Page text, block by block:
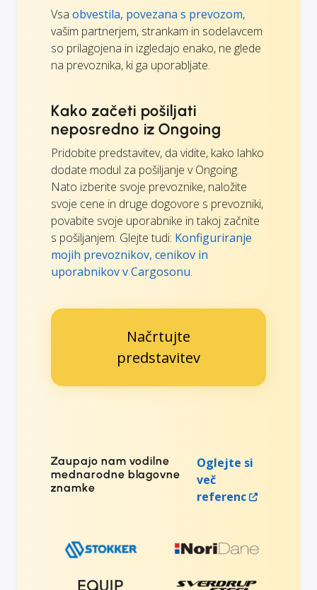
Vsa obvestila, povezana s prevozom,
vašim partnerjem, strankam in sodelavcem
so prilagojena in izgledajo enako, ne glede
na prevoznika, ki ga uporabljate.
Kako začeti pošiljati
neposredno iz Ongoing
Pridobite predstavitev, da vidite, kako lahko
dodate modul za pošiljanje v Ongoing.
Nato izberite svoje prevoznike, naložite
svoje cene in druge dogovore s prevozniki,
povabite svoje uporabnike in takoj začnite
s pošiljanjem. Glejte tudi: Konfiguriranje
mojih prevoznikov, cenikov in
uporabnikov v Cargosonu.
Načrtujte
predstavitev
Zaupajo nam vodilne
mednarodne blagovne
znamke
Oglejte si
več
referenc